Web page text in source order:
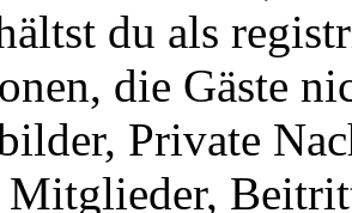
du als
die Gäste
Private
Mitglieder,